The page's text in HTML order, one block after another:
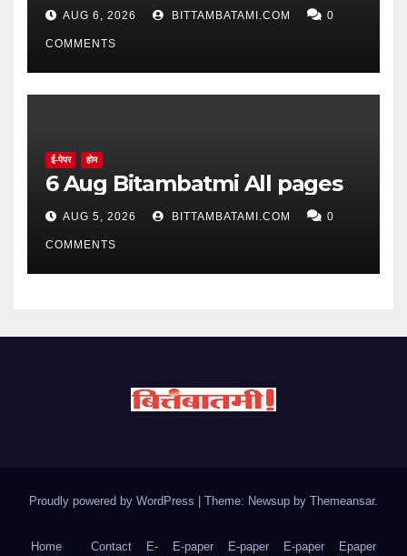
AUG 6, 2026 BITTAMBATAMI.COM 0
COMMENTS
ई-पेपर होम
6 Aug Bitambatmi All pages
AUG 5, 2026 BITTAMBATAMI.COM 0
COMMENTS
Proudly powered by WordPress Theme: Newsup by Themeansar.
Home Contact E- E-paper E-paper E-paper Epaper